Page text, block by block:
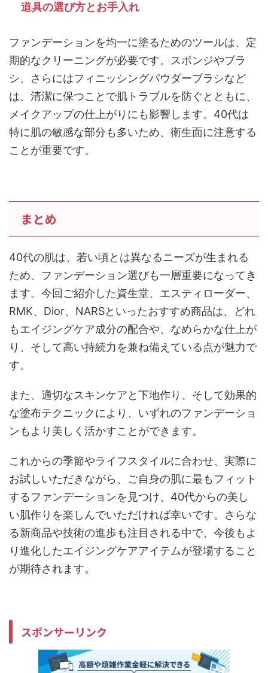
道具の選び方とお手入れ
ファンデーションを均一に塗るためのツールは、定
期的なクリーニングが必要です。スポンジやブラ
シ、さらにはフィニッシングパウダーブラシなど
は、清潔に保つことで肌トラブルを防ぐとともに、
メイクアップの仕上がりにも影響します。40代は
特に肌の敏感な部分も多いため、衛生面に注意する
ことが重要です。
まとめ
40代の肌は、若い頃とは異なるニーズが生まれる
ため、ファンデーション選びも一層重要になってき
ます。今回ご紹介した資生堂、エスティローダー、
RMK、Dior、NARSといったおすすめ商品は、どれ
もエイジングケア成分の配合や、なめらかな仕上が
り、そして高い持続力を兼ね備えている点が魅力で
す。
また、適切なスキンケアと下地作り、そして効果的
な塗布テクニックにより、いずれのファンデーショ
ンもより美しく活かすことができます。
これからの季節やライフスタイルに合わせ、実際に
お試しいただきながら、ご自身の肌に最もフィット
するファンデーションを見つけ、40代からの美し
い肌作りを楽しんでいただければ幸いです。さらな
る新商品や技術の進歩も注目される中で、今後もよ
り進化したエイジングケアアイテムが登場すること
が期待されます。
スポンサーリンク